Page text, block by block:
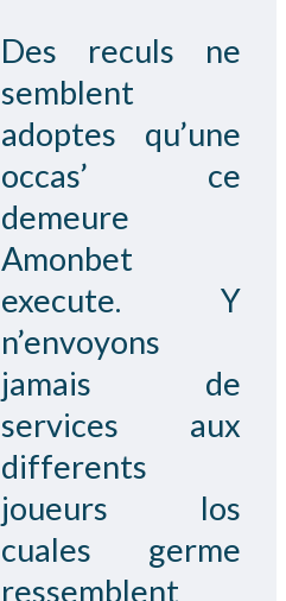
Des reculs ne
semblent
adoptes qu’une
occas’ ce
demeure
Amonbet
execute. Y
n’envoyons
jamais de
services aux
differents
joueurs los
cuales germe
ressemblent